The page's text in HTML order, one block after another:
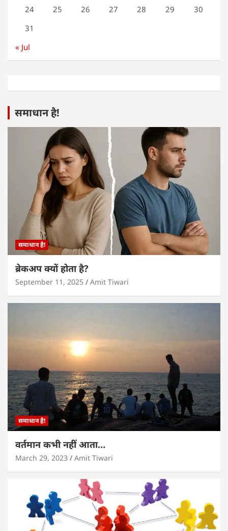
24 25 26 27 28 29
30
31
« Jul
समाधान है!
समाधान है!
ब्रेकअप क्यों होता है?
September 11, 2025 Amit Tiwari
समाधान है!
वर्तमान कभी नहीं आता…
March 29, 2023 Amit Tiwari